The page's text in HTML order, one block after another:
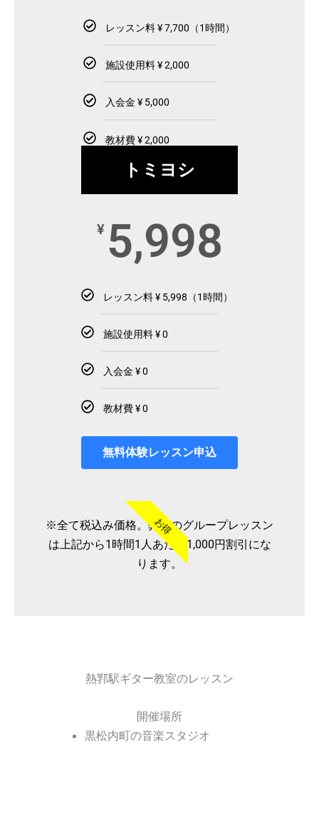
レッスン料 ¥ 7,700（1時間）
施設使用料 ¥ 2,000
入会金 ¥ 5,000
教材費 ¥ 2,000
トミヨシ
¥ 5,998
レッスン料 ¥ 5,998（1時間）
施設使用料 ¥ 0
入会金 ¥ 0
教材費 ¥ 0
無料体験レッスン申込
お得
※全て税込み価格。弊社のグループレッスン
は上記から1時間1人あたり1,000円割引にな
ります。
熱郛駅ギター教室のレッスン
開催場所
黒松内町の音楽スタジオ